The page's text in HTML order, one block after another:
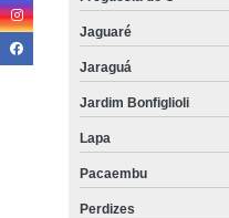
Jaguaré
Jaraguá
Jardim Bonfiglioli
Lapa
Pacaembu
Perdizes